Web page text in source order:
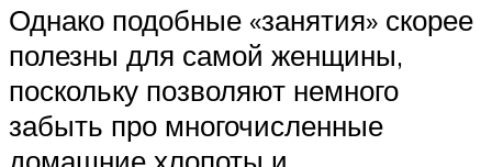
Однако подобные «занятия» скорее
полезны для самой женщины,
поскольку позволяют немного
забыть про многочисленные